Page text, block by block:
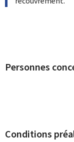
Personnes
Conditions